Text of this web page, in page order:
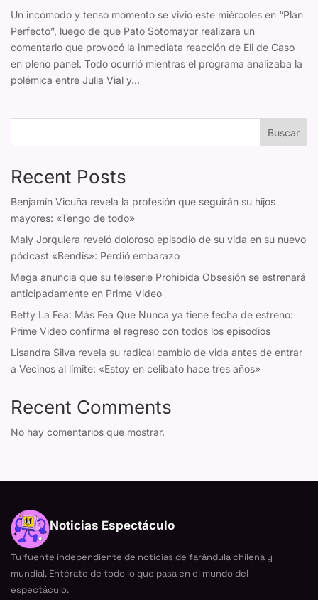
Un incómodo y tenso momento se vivió este miércoles en “Plan
Perfecto”, luego de que Pato Sotomayor realizara un
comentario que provocó la inmediata reacción de Eli de Caso
en pleno panel. Todo ocurrió mientras el programa analizaba la
polémica entre Julia Vial y...
Buscar
Recent Posts
Benjamín Vicuña revela la profesión que seguirán su hijos
mayores: «Tengo de todo»
Maly Jorquiera reveló doloroso episodio de su vida en su nuevo
pódcast «Bendis»: Perdió embarazo
Mega anuncia que su teleserie Prohibida Obsesión se estrenará
anticipadamente en Prime Video
Betty La Fea: Más Fea Que Nunca ya tiene fecha de estreno:
Prime Video confirma el regreso con todos los episodios
Lisandra Silva revela su radical cambio de vida antes de entrar
a Vecinos al límite: «Estoy en celibato hace tres años»
Recent Comments
No hay comentarios que mostrar.
Noticias Espectáculo
Tu fuente independiente de noticias de farándula chilena y
mundial. Entérate de todo lo que pasa en el mundo del
espectáculo.